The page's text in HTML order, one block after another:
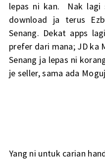
lepas ni kan.
Nak lagi
download ja terus
Senang. Dekat apps
prefer dari mana; JD ka
Senang ja lepas ni
je seller, sama ada
Yang ni untuk carian